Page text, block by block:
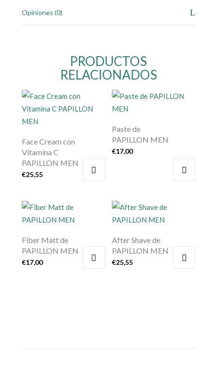
Opiniones (0)
PRODUCTOS
RELACIONADOS
Face Cream con
Vitamina C
PAPILLON MEN
€25,55
Paste de
PAPILLON MEN
€17,00
Fiber Matt de
PAPILLON MEN
€17,00
After Shave de
PAPILLON MEN
€25,55